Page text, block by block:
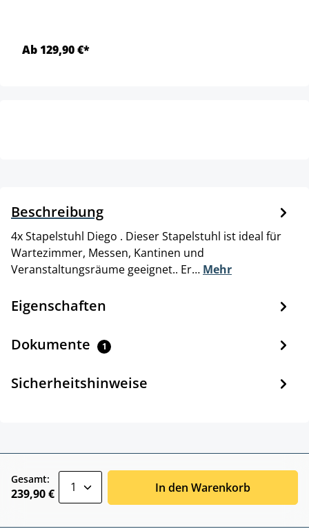
Ab 129,90 €*
Beschreibung
4x Stapelstuhl Diego . Dieser Stapelstuhl ist ideal für
Wartezimmer, Messen, Kantinen und
Veranstaltungsräume geeignet.. Er… Mehr
Eigenschaften
Dokumente 1
Sicherheitshinweise
Gesamt:
239,90 € In den Warenkorb